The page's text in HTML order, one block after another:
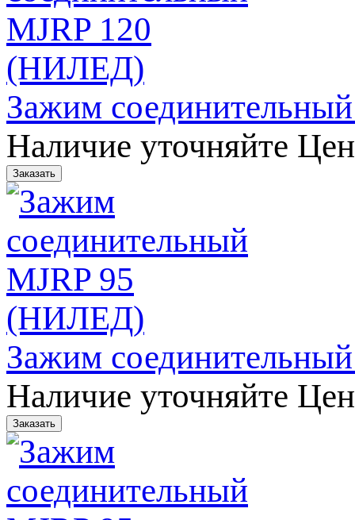
Зажим
Наличие уточняйте
Зажим
Наличие уточняйте